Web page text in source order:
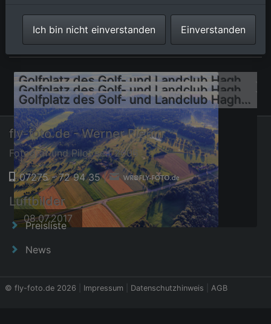
⇗ Benachbarte Orte
08.07.2017
08.07.2017
Golfplatz des Golf- und Landclub Haghof e.V
08.07.2017
fly-foto.de - Werner Riehm
Fotograf und Pilot seit 2006
07275 - 72 94 35|
Luftbilder
Preisliste
News
© fly-foto.de 2026 Impressum Datenschutzhinweis AGB
Ich bin nicht einverstanden Einverstanden